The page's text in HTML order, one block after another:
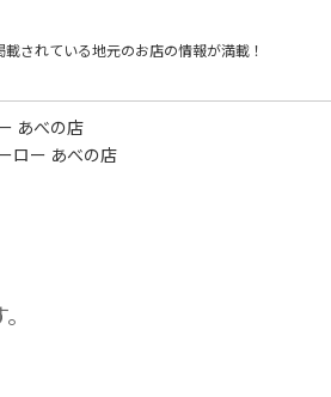
載されている地元のお店の情報が満載！
あべの店
ロー あべの店